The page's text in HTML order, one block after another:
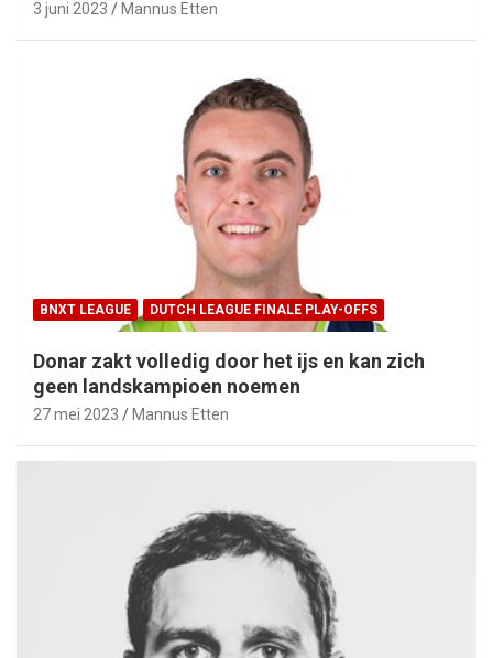
3 juni 2023 Mannus Etten
BNXT LEAGUE DUTCH LEAGUE FINALE PLAY-OFFS
Donar zakt volledig door het ijs en kan zich
geen landskampioen noemen
27 mei 2023 Mannus Etten